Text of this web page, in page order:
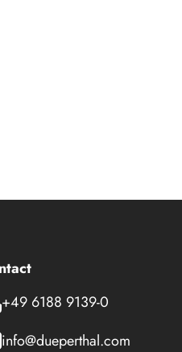
+49 6188 9139-0
info@dueperthal.com